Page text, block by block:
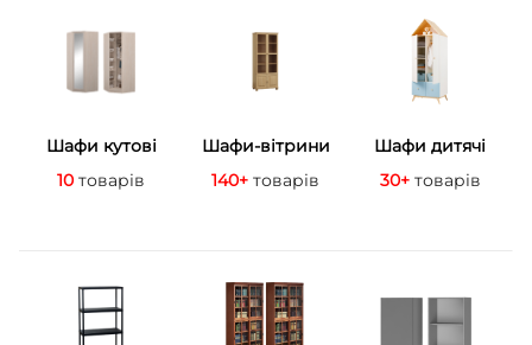
Шафи кутові
10товарів
Шафи-вітрини
140+товарів
Шафи дитячі
30+ товарів